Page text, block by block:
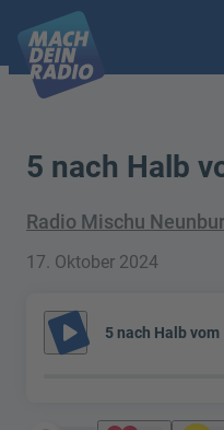
5 nach Halb
Radio Mischu
17. Oktober 2024
play_arrow 5 nach Halb